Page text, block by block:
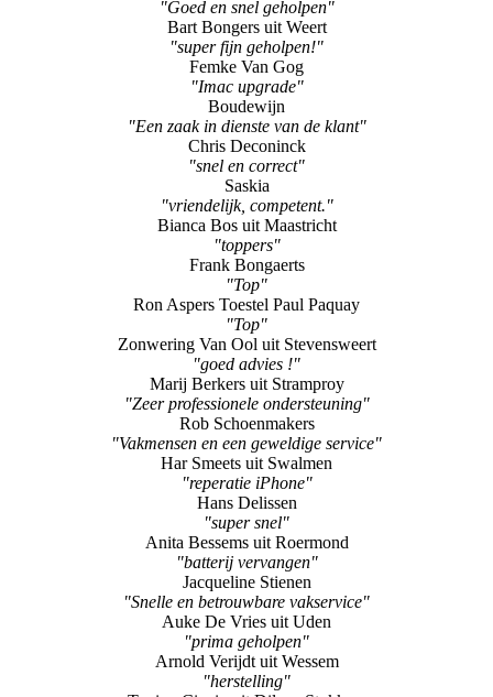
"Goed en snel geholpen"
Bart Bongers uit Weert
"super fijn geholpen!"
Femke Van Gog
"Imac upgrade"
Boudewijn
"Een zaak in dienste van de klant"
Chris Deconinck
"snel en correct"
Saskia
"vriendelijk, competent."
Bianca Bos uit Maastricht
"toppers"
Frank Bongaerts
"Top"
Ron Aspers Toestel Paul Paquay
"Top"
Zonwering Van Ool uit Stevensweert
"goed advies !"
Marij Berkers uit Stramproy
"Zeer professionele ondersteuning"
Rob Schoenmakers
"Vakmensen en een geweldige service"
Har Smeets uit Swalmen
"reperatie iPhone"
Hans Delissen
"super snel"
Anita Bessems uit Roermond
"batterij vervangen"
Jacqueline Stienen
"Snelle en betrouwbare vakservice"
Auke De Vries uit Uden
"prima geholpen"
Arnold Verijdt uit Wessem
"herstelling"